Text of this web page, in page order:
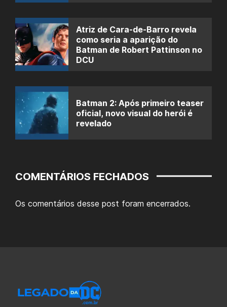
Atriz de Cara-de-Barro revela
como seria a aparição do
Batman de Robert Pattinson no
DCU
Batman 2: Após primeiro teaser
oficial, novo visual do herói é
revelado
COMENTÁRIOS FECHADOS
Os comentários desse post foram encerrados.